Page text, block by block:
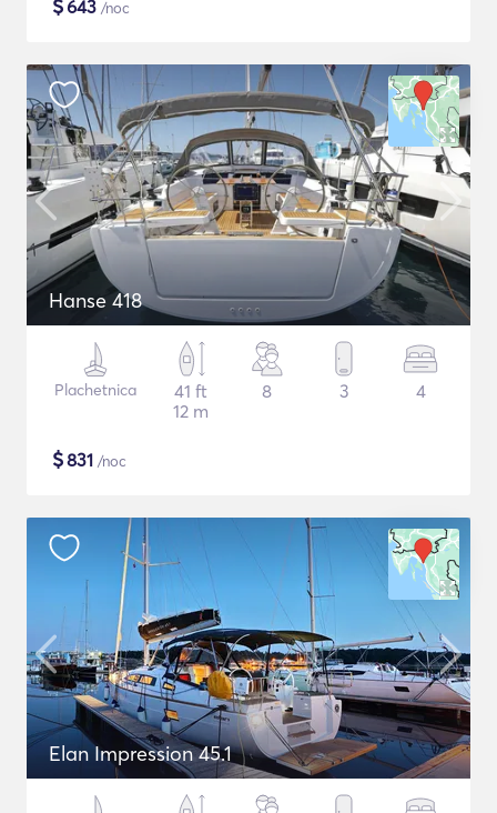
$643 /noc
Hanse 418
Plachetnica
41 ft
12 m
8 3 4
$831 /noc
Elan Impression 45.1